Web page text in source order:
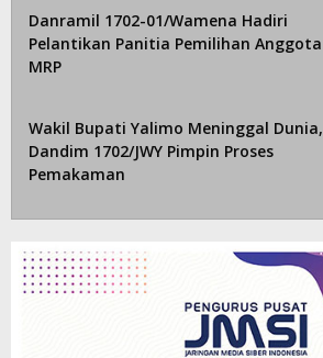
Danramil 1702-01/Wamena Hadiri
Pelantikan Panitia Pemilihan Anggota
MRP
Wakil Bupati Yalimo Meninggal Dunia,
Dandim 1702/JWY Pimpin Proses
Pemakaman